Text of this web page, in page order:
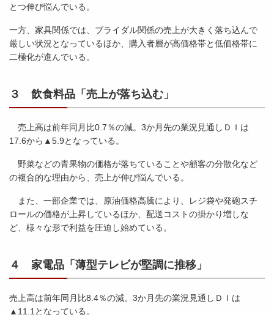
とつ伸び悩んでいる。
一方、家具関係では、ブライダル関係の売上が大きく落ち込んで
厳しい状況となっているほか、購入者層が高価格帯と低価格帯に
二極化が進んでいる。
３ 飲食料品「売上が落ち込む」
売上高は前年同月比0.7％の減。3か月先の業況見通しＤＩは
17.6から▲5.9となっている。
野菜などの青果物の価格が落ちていることや顧客の分散化など
の複合的な理由から、売上が伸び悩んでいる。
また、一部企業では、原油価格高騰により、レジ袋や発砲スチ
ロールの価格が上昇しているほか、配送コストの掛かり増しな
ど、様々な形で利益を圧迫し始めている。
４ 家電品「薄型テレビが堅調に推移」
売上高は前年同月比8.4％の減。3か月先の業況見通しＤＩは
▲11.1となっている。